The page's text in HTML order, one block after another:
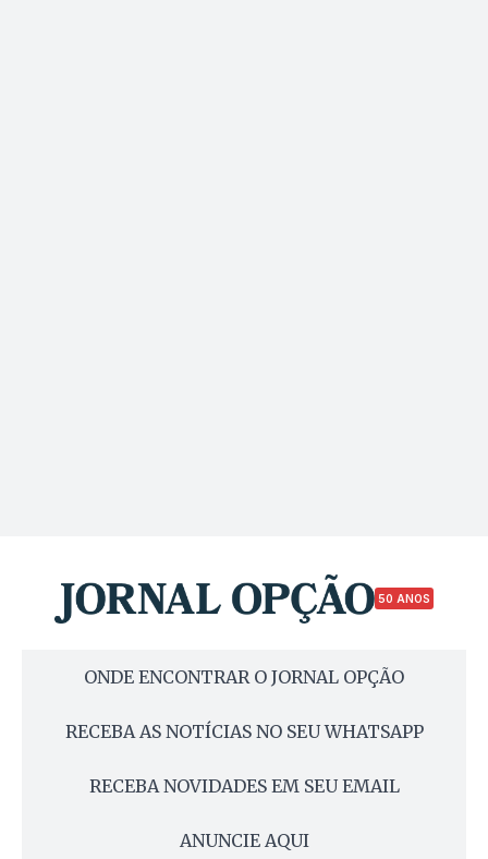
50 ANOS
ONDE ENCONTRAR O JORNAL OPÇÃO
RECEBA AS NOTÍCIAS NO SEU WHATSAPP
RECEBA NOVIDADES EM SEU EMAIL
ANUNCIE AQUI